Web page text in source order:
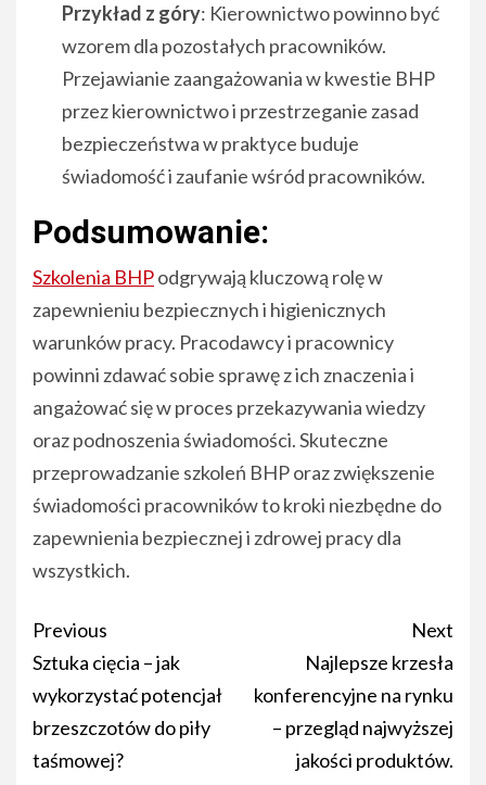
Przykład z góry: Kierownictwo powinno być
wzorem dla pozostałych pracowników.
Przejawianie zaangażowania w kwestie BHP
przez kierownictwo i przestrzeganie zasad
bezpieczeństwa w praktyce buduje
świadomość i zaufanie wśród pracowników.
Podsumowanie:
Szkolenia BHPodgrywają kluczową rolę w
zapewnieniu bezpiecznych i higienicznych
warunków pracy. Pracodawcy i pracownicy
powinni zdawać sobie sprawę z ich znaczenia i
angażować się w proces przekazywania wiedzy
oraz podnoszenia świadomości. Skuteczne
przeprowadzanie szkoleń BHP oraz zwiększenie
świadomości pracowników to kroki niezbędne do
zapewnienia bezpiecznej i zdrowej pracy dla
wszystkich.
Post
navigation
Previous
Sztuka cięcia – jak
wykorzystać potencjał
brzeszczotów do piły
taśmowej?
Next
Najlepsze krzesła
konferencyjne na rynku
– przegląd najwyższej
jakości produktów.